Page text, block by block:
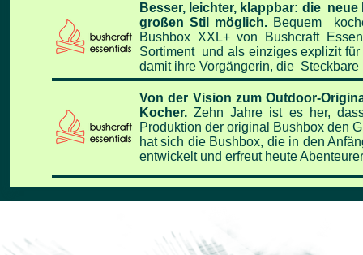
Besser, leichter, klappbar: die
großen Stil möglich. Bequem
Bushbox XXL+ von Bushcraft
Sortiment und als einziges explizit
damit ihre Vorgängerin, die
Von der Vision zum Outdoor-
Kocher.Zehn Jahre ist es her,
Produktion der original Bushbox den
hat sich die Bushbox, die in den
entwickelt und erfreut heute